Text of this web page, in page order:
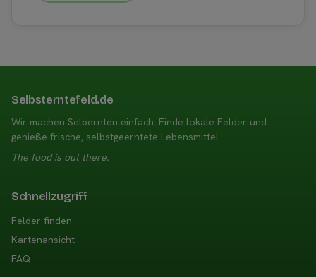
Selbsterntefeld.de
Wir machen Selbernten einfach: Finde lokale Felder und
genieße frische, selbstgeerntete Lebensmittel.
The food is out there.
Schnellzugriff
Felder finden
Kartenansicht
FAQ